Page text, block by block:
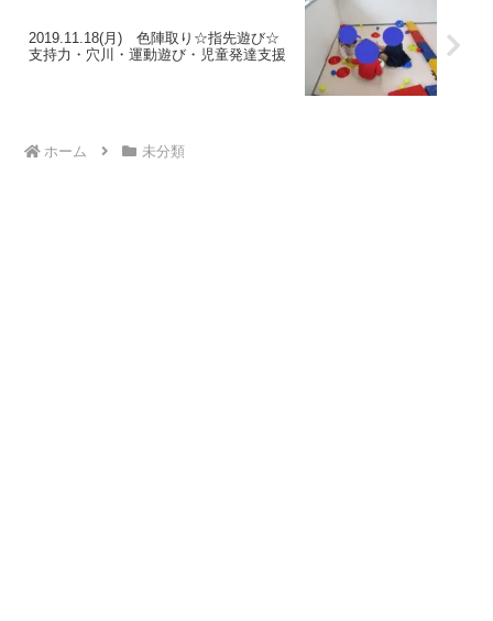
2019.11.18(月) 色陣取り☆指先遊び☆
支持力・穴川・運動遊び・児童発達支援
ホーム 未分類